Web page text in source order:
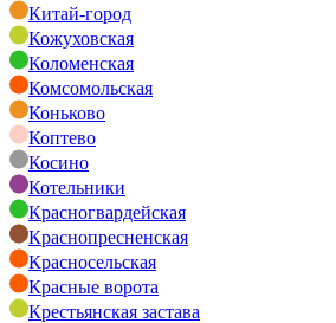
Китай-город
Кожуховская
Коломенская
Комсомольская
Коньково
Коптево
Косино
Котельники
Красногвардейская
Краснопресненская
Красносельская
Красные ворота
Крестьянская застава